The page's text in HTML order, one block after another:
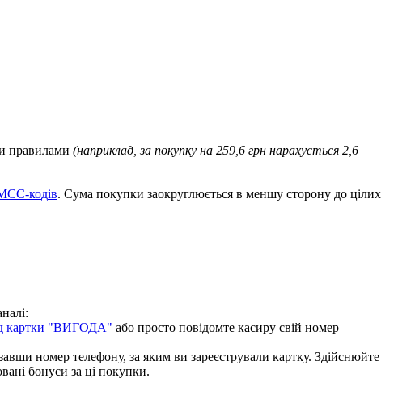
правилами (наприклад за покупку на 259 6 грн нарахується 2 6
СС-кодів. Сума покупки заокруглюється в меншу сторону до цілих
налі:
картки "ВИГОДА" або просто повідомте касиру свій номер
авши номер телефону, за яким ви зареєстрували картку. Здійснюйте
вані бонуси за ці покупки.